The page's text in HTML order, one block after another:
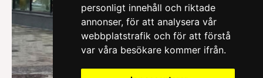
personligt innehåll och riktade
annonser, för att analysera vår
webbplatstrafik och för att förstå
var våra besökare kommer ifrån.